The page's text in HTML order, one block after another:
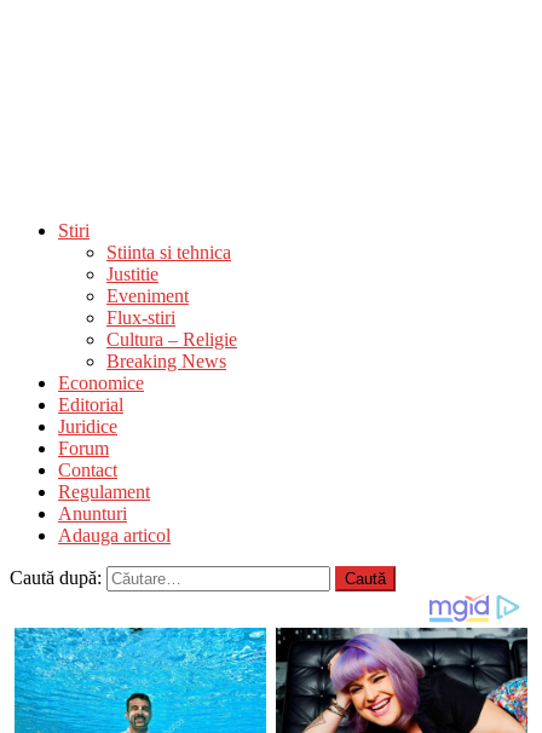
Stiri
Stiinta si tehnica
Justitie
Eveniment
Flux-stiri
Cultura – Religie
Breaking News
Economice
Editorial
Juridice
Forum
Contact
Regulament
Anunturi
Adauga articol
Caută după: